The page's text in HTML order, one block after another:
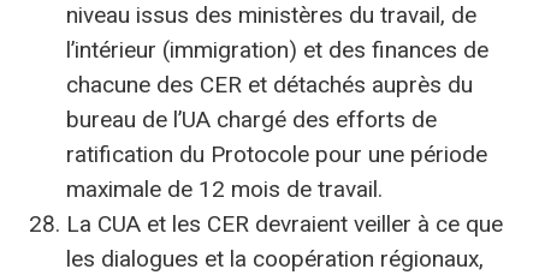
niveau issus des ministères du travail, de
l’intérieur (immigration) et des finances de
chacune des CER et détachés auprès du
bureau de l’UA chargé des efforts de
ratification du Protocole pour une période
maximale de 12 mois de travail.
La CUA et les CER devraient veiller à ce que
les dialogues et la coopération régionaux,